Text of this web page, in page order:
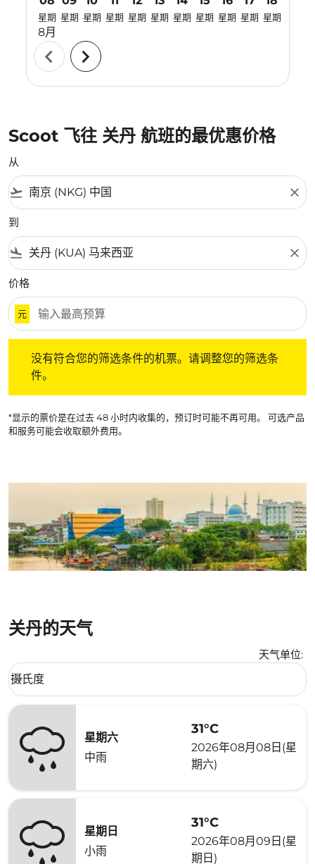
星期
8月
星期 星期 星期 星期 星期 星期 星期 星期 星期 星期
chevron_left chevron_right
Scoot 飞往 关丹 航班的最优惠价格
从
flight_takeoff close
到
flight_land close
价格
元
没有符合您的筛选条件的机票。请调整您的筛选条
件。
*显示的票价是在过去 48 小时内收集的，预订时可能不再可用。 可选产品
和服务可能会收取额外费用。
关丹的天气
天气单位:
Weather unit option 摄氏度 Selected
摄氏度
keyboard_arrow_down
星期六
中雨
31°C
2026年08月08日(星
期六)
星期日
小雨
31°C
2026年08月09日(星
期日)